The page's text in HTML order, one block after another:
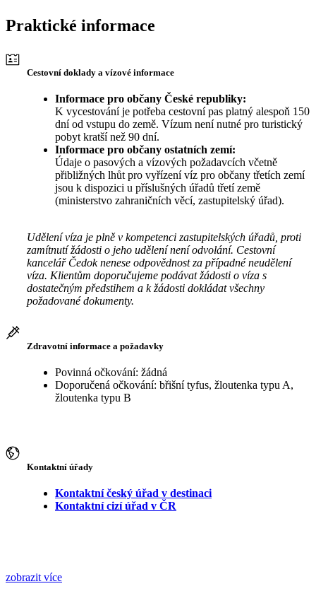
Praktické informace
Cestovní doklady a vízové informace
Informace pro občany České republiky:
K vycestování je potřeba cestovní pas platný alespoň 150
dní od vstupu do země. Vízum není nutné pro turistický
pobyt kratší než 90 dní.
Informace pro občany ostatních zemí:
Údaje o pasových a vízových požadavcích včetně
přibližných lhůt pro vyřízení víz pro občany třetích zemí
jsou k dispozici u příslušných úřadů třetí země
(ministerstvo zahraničních věcí, zastupitelský úřad).
Udělení víza je plně v kompetenci zastupitelských úřadů, proti
zamítnutí žádosti o jeho udělení není odvolání. Cestovní
kancelář Čedok nenese odpovědnost za případné neudělení
víza. Klientům doporučujeme podávat žádosti o víza s
dostatečným předstihem a k žádosti dokládat všechny
požadované dokumenty.
Zdravotní informace a požadavky
Povinná očkování: žádná
Doporučená očkování: břišní tyfus, žloutenka typu A,
žloutenka typu B
Kontaktní úřady
Kontaktní český úřad v destinaci
Kontaktní cizí úřad v ČR
zobrazit více